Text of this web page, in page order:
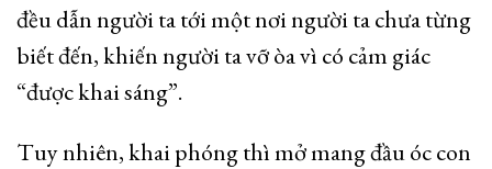
đều dẫn người ta tới một nơi người ta chưa từng
biết đến, khiến người ta vỡ òa vì có cảm giác
“được khai sáng”.
Tuy nhiên, khai phóng thì mở mang đầu óc con